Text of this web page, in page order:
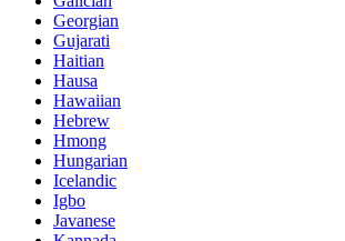
Georgian
Gujarati
Haitian
Hausa
Hawaiian
Hebrew
Hmong
Hungarian
Icelandic
Igbo
Javanese